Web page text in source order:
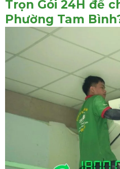
Trọn Gói 24H để
Phường Tam